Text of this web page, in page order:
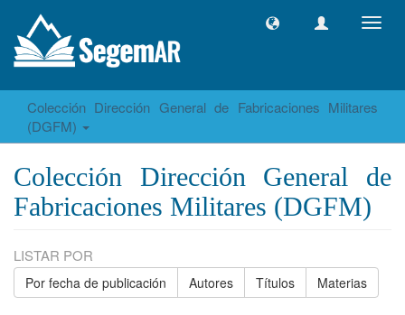
Colección Dirección General de Fabricaciones Militares
(DGFM)
Colección Dirección General de
Fabricaciones Militares (DGFM)
LISTAR POR
Por fecha de publicación Autores Títulos Materias